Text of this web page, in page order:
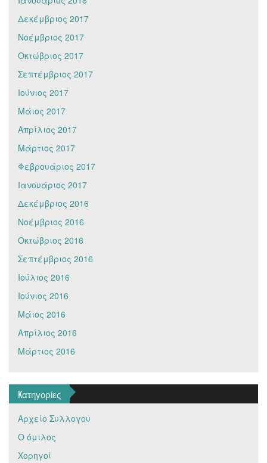
Δεκέμβριος 2017
Νοέμβριος 2017
Οκτώβριος 2017
Σεπτέμβριος 2017
Ιούνιος 2017
Μάιος 2017
Απρίλιος 2017
Μάρτιος 2017
Φεβρουάριος 2017
Ιανουάριος 2017
Δεκέμβριος 2016
Νοέμβριος 2016
Οκτώβριος 2016
Σεπτέμβριος 2016
Ιούλιος 2016
Ιούνιος 2016
Μάιος 2016
Απρίλιος 2016
Μάρτιος 2016
Kατηγορίες
Αρχείο Συλλογου
Ο όμιλος
Χορηγοί